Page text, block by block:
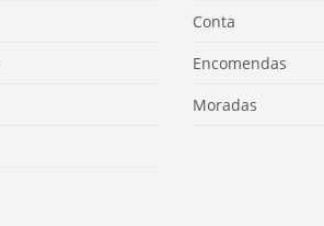
Conta
Encomendas
Moradas